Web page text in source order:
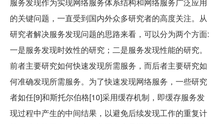
服务发现作为实现网络服务体系结构和网络服务广泛应用
的关键问题，一直受到国内外众多研究者的高度关注。从
研究者解决服务发现问题的思路来看，可以分为两个方面:
一是服务发现时效性的研究；二是服务发现性能的研究。
前者主要研究如何快速发现所需服务，而后者主要研究如
何准确发现所需服务。为了快速发现网络服务，一些研究
者如任[9]和斯托尔伯格[10]采用缓存机制，即缓存服务发
现过程中产生的中间结果，以避免后续发现工作的重复计